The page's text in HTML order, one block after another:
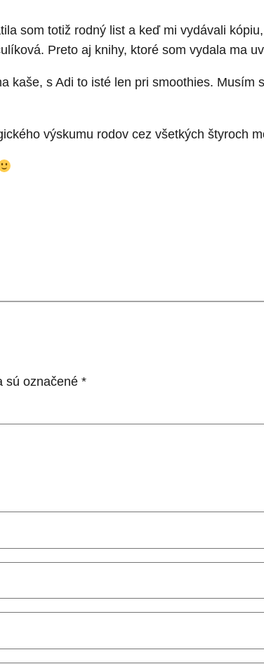
som totiž rodný list a keď mi vydávali
Preto aj knihy, ktoré som vydala ma
kaše, s Adi to isté len pri smoothies.
výskumu rodov cez všetkých štyroch
sú označené *